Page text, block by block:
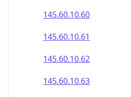
145.60.10.60
145.60.10.61
145.60.10.62
145.60.10.63